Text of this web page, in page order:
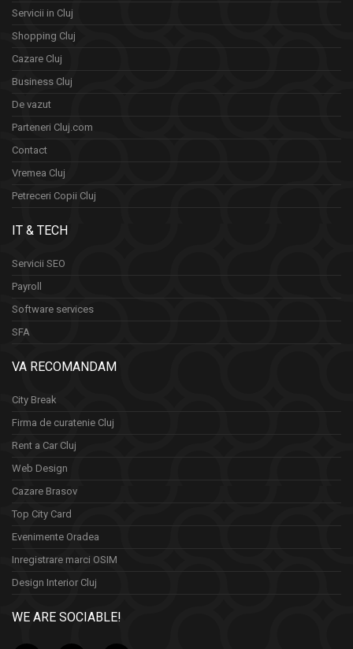
Servicii in Cluj
Shopping Cluj
Cazare Cluj
Business Cluj
De vazut
Parteneri Cluj.com
Contact
Vremea Cluj
Petreceri Copii Cluj
IT & TECH
Servicii SEO
Payroll
Software services
SFA
VA RECOMANDAM
City Break
Firma de curatenie Cluj
Rent a Car Cluj
Web Design
Cazare Brasov
Top City Card
Evenimente Oradea
Inregistrare marci OSIM
Design Interior Cluj
WE ARE SOCIABLE!